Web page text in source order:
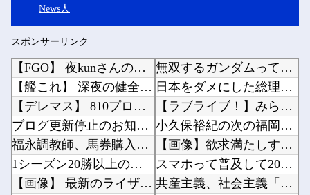
News人
スポンサーリンク
【FGO】 夜kunさんのモルガンイラスト！！ 蝶の羽好きです！
【艦これ】 深夜の健全画像スレ
【デレマス】 810プロエアコン騒動【ぷちかれシリーズ】
ブログ更新停止のお知らせ
福永調教師、馬券購入者を軽んじる発言
1シーズン20勝以上の投手が一切出なくなった理由ってなに？
【画像】 最新のライザ、まだイケる
無双するガンダムって意外といないよね他
日本をダメにした総理大臣、ワースト１位が同点でこの人ｗｗｗｗｗｗ他
【ラブライブ！】みらぱラジオ、ガチホモ他
小久保裕紀の次の福岡ソフトバンクホークスの監督ｗｗｗ他
【画像】欲求満たしすぎて逮捕された女子さん、可愛いと話題にｗｗｗｗｗｗ他
スマホって普及して20年くらい経つのに「落とすだけで割れる」問題いつまでもクリアできてない...
共産主義、社会主義「必ず失敗します」資本主義「必ず少子化します」他